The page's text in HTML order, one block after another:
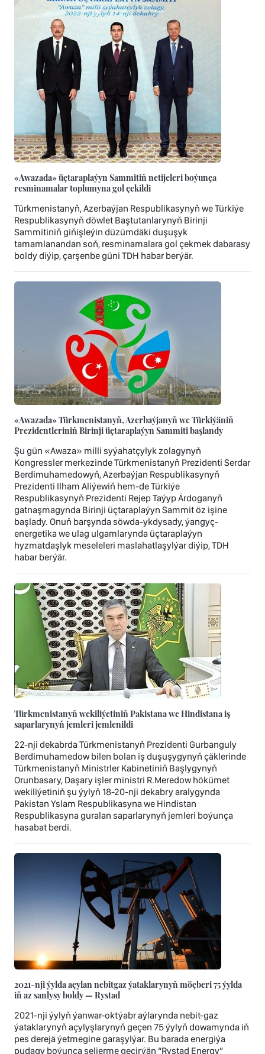
«Awazada» üçtaraplaýyn Sammitiň netijeleri boýunça
resminamalar toplumyna gol çekildi
Türkmenistanyň, Azerbaýjan Respublikasynyň we Türkiýe
Respublikasynyň döwlet Baştutanlarynyň Birinji
Sammitiniň giňişleýin düzümdäki duşuşyk
tamamlanandan soň, resminamalara gol çekmek dabarasy
boldy diýip, çarşenbe güni TDH habar berýär.
«Awazada» Türkmenistanyň, Azerbaýjanyň we Türkiýäniň
Prezidentleriniň Birinji üçtaraplaýyn Sammiti başlandy
Şu gün «Awaza» milli syýahatçylyk zolagynyň
Kongressler merkezinde Türkmenistanyň Prezidenti Serdar
Berdimuhamedowyň, Azerbaýjan Respublikasynyň
Prezidenti Ilham Aliýewiň hem-de Türkiýe
Respublikasynyň Prezidenti Rejep Taýyp Ärdoganyň
gatnaşmagynda Birinji üçtaraplaýyn Sammit öz işine
başlady. Onuň barşynda söwda-ykdysady, ýangyç-
energetika we ulag ulgamlarynda üçtaraplaýyn
hyzmatdaşlyk meseleleri maslahatlaşylýar diýip, TDH
habar berýär.
Türkmenistanyň wekiliýetiniň Pakistana we Hindistana iş
saparlarynyň jemleri jemlenildi
22-nji dekabrda Türkmenistanyň Prezidenti Gurbanguly
Berdimuhamedow bilen bolan iş duşuşygynyň çäklerinde
Türkmenistanyň Ministrler Kabinetiniň Başlygynyň
Orunbasary, Daşary işler ministri R.Meredow hökümet
wekiliýetiniň şu ýylyň 18-20-nji dekabry aralygynda
Pakistan Yslam Respublikasyna we Hindistan
Respublikasyna guralan saparlarynyň jemleri boýunça
hasabat berdi.
2021-nji ýylda açylan nebitgaz ýataklarynyň möçberi 75 ýylda
iň az sanlysy boldy — Rystad
2021-nji ýylyň ýanwar-oktýabr aýlarynda nebit-gaz
ýataklarynyň açylyşlarynyň geçen 75 ýylyň dowamynda iň
pes derejä ýetmegine garaşylýar. Bu barada energiýa
pudagy boýunça seljerme geçirýän “Rystad Energy”